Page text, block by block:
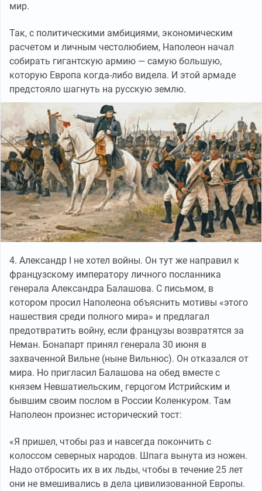
мир.
Так, с политическими амбициями, экономическим
расчетом и личным честолюбием, Наполеон начал
собирать гигантскую армию — самую большую,
которую Европа когда-либо видела. И этой армаде
предстояло шагнуть на русскую землю.
4. Александр I не хотел войны. Он тут же направил к
французскому императору личного посланника
генерала Александра Балашова. С письмом, в
котором просил Наполеона объяснить мотивы «этого
нашествия среди полного мира» и предлагал
предотвратить войну, если французы возвратятся за
Неман. Бонапарт принял генерала 30 июня в
захваченной Вильне (ныне Вильнюс). Он отказался от
мира. Но пригласил Балашова на обед вместе с
князем Невшатиельским¸ герцогом Истрийским и
бывшим своим послом в России Коленкуром. Там
Наполеон произнес исторический тост:
«Я пришел, чтобы раз и навсегда покончить с
колоссом северных народов. Шпага вынута из ножен.
Надо отбросить их в их льды, чтобы в течение 25 лет
они не вмешивались в дела цивилизованной Европы.